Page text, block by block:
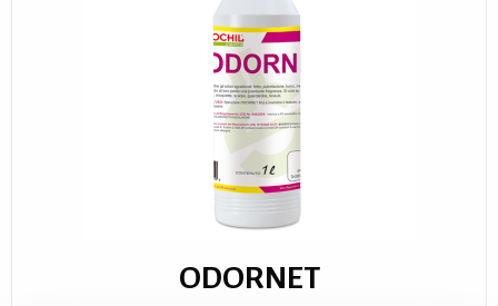
ODORNET